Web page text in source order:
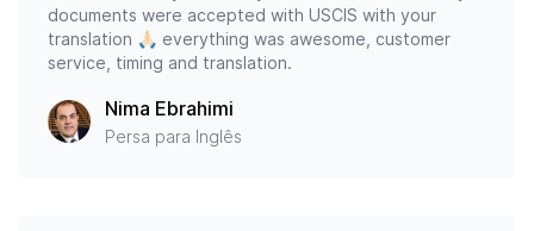
documents were accepted with USCIS with your
translation 🙏🏻 everything was awesome, customer
service, timing and translation.
Nima Ebrahimi
Persa para Inglês